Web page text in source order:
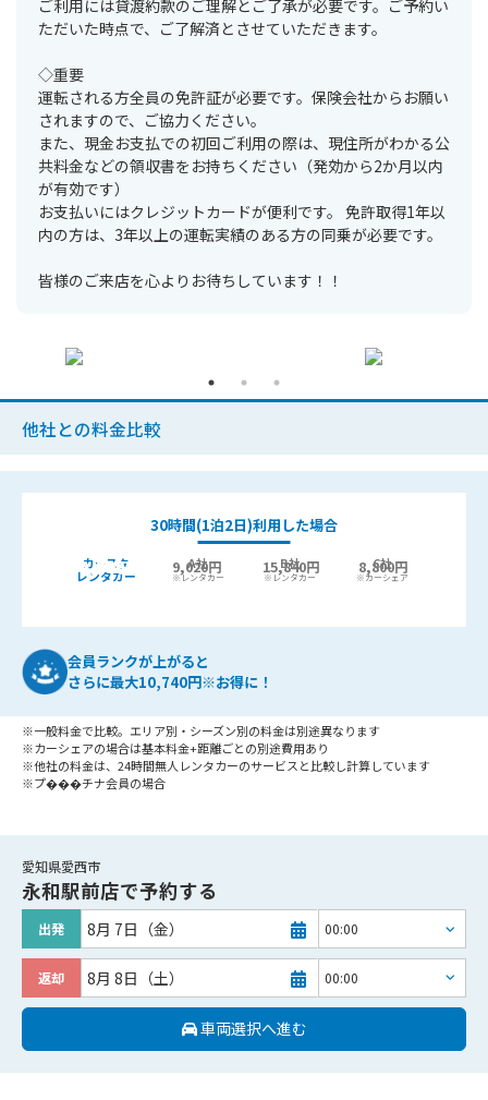
ご利用には貸渡約款のご理解とご了承が必要です。ご予約い
ただいた時点で、ご了解済とさせていただきます。
◇重要
運転される方全員の免許証が必要です。保険会社からお願い
されますので、ご協力ください。
また、現金お支払での初回ご利用の際は、現住所がわかる公
共料金などの領収書をお持ちください（発効から2か月以内
が有効です）
お支払いにはクレジットカードが便利です。 免許取得1年以
内の方は、3年以上の運転実績のある方の同乗が必要です。
皆様のご来店を心よりお待ちしています！！
他社との料金比較
30時間(1泊2日)利用した場合
最大9,440円お得!
6,400円 9,020円 15,840円 8,800円
カースタ
レンタカー
A社
※レンタカー
B社
※レンタカー
C社
※カーシェア
会員ランクが上がると
さらに最大10,740円※お得に！
※一般料金で比較。エリア別・シーズン別の料金は別途異なります
※カーシェアの場合は基本料金+距離ごとの別途費用あり
※他社の料金は、24時間無人レンタカーのサービスと比較し計算しています
※プ���チナ会員の場合
愛知県愛西市
永和駅前店で予約する
出発 8月 7日（金）
返却 8月 8日（土）
車両選択へ進む